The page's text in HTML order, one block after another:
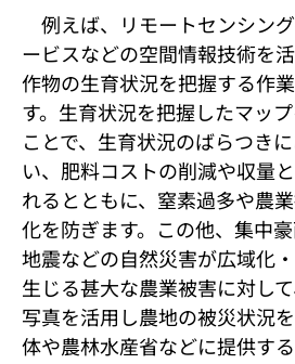
例えば、リモートセンシン
ービスなどの空間情報技術を
作物の生育状況を把握する作
す。生育状況を把握したマッ
ことで、生育状況のばらつき
い、肥料コストの削減や収量
れるとともに、窒素過多や農
化を防ぎます。この他、集中
地震などの自然災害が広域化
生じる甚大な農業被害に対し
写真を活用し農地の被災状況
体や農林水産省などに提供す